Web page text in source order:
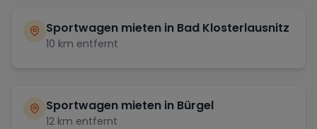
Sportwagen mieten in Bad Klosterlausnitz
10 km entfernt
Sportwagen mieten in Bürgel
12 km entfernt